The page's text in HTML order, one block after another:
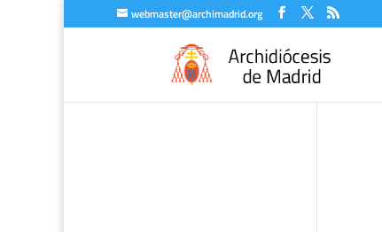
webmaster@archimadrid.org